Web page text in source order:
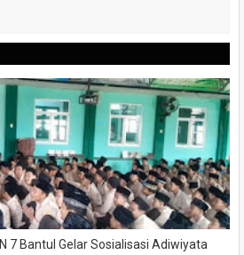
7 Bantul Gelar Sosialisasi Adiwiyata